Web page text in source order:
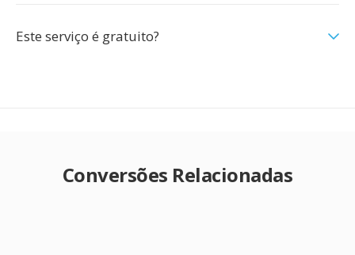
Este serviço é gratuito?
Conversões Relacionadas